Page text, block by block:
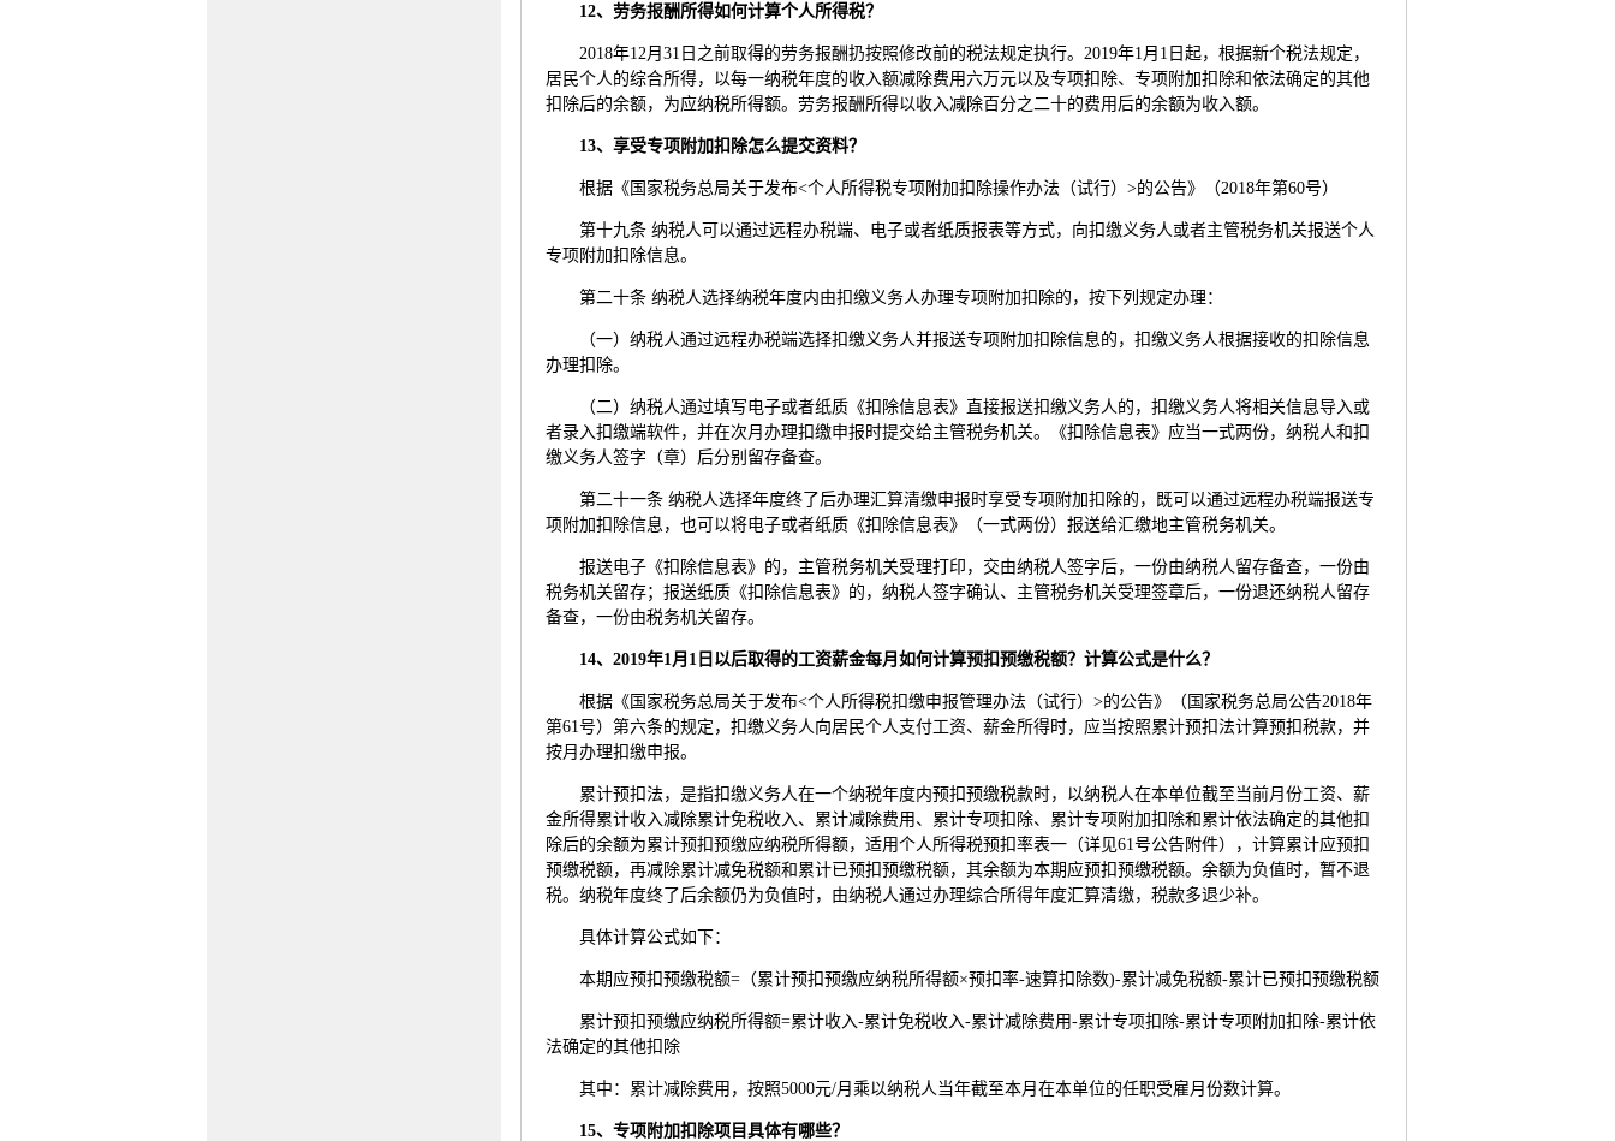
12、劳务报酬所得如何计算个人所得税？
2018年12月31日之前取得的劳务报酬扔按照修改前的税法规定执行。2019年1月1日起，根据新个税法规定，
居民个人的综合所得，以每一纳税年度的收入额减除费用六万元以及专项扣除、专项附加扣除和依法确定的其他
扣除后的余额，为应纳税所得额。劳务报酬所得以收入减除百分之二十的费用后的余额为收入额。
13、享受专项附加扣除怎么提交资料？
根据《国家税务总局关于发布<个人所得税专项附加扣除操作办法（试行）>的公告》（2018年第60号）
第十九条 纳税人可以通过远程办税端、电子或者纸质报表等方式，向扣缴义务人或者主管税务机关报送个人
专项附加扣除信息。
第二十条 纳税人选择纳税年度内由扣缴义务人办理专项附加扣除的，按下列规定办理：
（一）纳税人通过远程办税端选择扣缴义务人并报送专项附加扣除信息的，扣缴义务人根据接收的扣除信息
办理扣除。
（二）纳税人通过填写电子或者纸质《扣除信息表》直接报送扣缴义务人的，扣缴义务人将相关信息导入或
者录入扣缴端软件，并在次月办理扣缴申报时提交给主管税务机关。《扣除信息表》应当一式两份，纳税人和扣
缴义务人签字（章）后分别留存备查。
第二十一条 纳税人选择年度终了后办理汇算清缴申报时享受专项附加扣除的，既可以通过远程办税端报送专
项附加扣除信息，也可以将电子或者纸质《扣除信息表》（一式两份）报送给汇缴地主管税务机关。
报送电子《扣除信息表》的，主管税务机关受理打印，交由纳税人签字后，一份由纳税人留存备查，一份由
税务机关留存；报送纸质《扣除信息表》的，纳税人签字确认、主管税务机关受理签章后，一份退还纳税人留存
备查，一份由税务机关留存。
14、2019年1月1日以后取得的工资薪金每月如何计算预扣预缴税额？计算公式是什么？
根据《国家税务总局关于发布<个人所得税扣缴申报管理办法（试行）>的公告》（国家税务总局公告2018年
第61号）第六条的规定，扣缴义务人向居民个人支付工资、薪金所得时，应当按照累计预扣法计算预扣税款，并
按月办理扣缴申报。
累计预扣法，是指扣缴义务人在一个纳税年度内预扣预缴税款时，以纳税人在本单位截至当前月份工资、薪
金所得累计收入减除累计免税收入、累计减除费用、累计专项扣除、累计专项附加扣除和累计依法确定的其他扣
除后的余额为累计预扣预缴应纳税所得额，适用个人所得税预扣率表一（详见61号公告附件），计算累计应预扣
预缴税额，再减除累计减免税额和累计已预扣预缴税额，其余额为本期应预扣预缴税额。余额为负值时，暂不退
税。纳税年度终了后余额仍为负值时，由纳税人通过办理综合所得年度汇算清缴，税款多退少补。
具体计算公式如下：
本期应预扣预缴税额=（累计预扣预缴应纳税所得额×预扣率-速算扣除数)-累计减免税额-累计已预扣预缴税额
累计预扣预缴应纳税所得额=累计收入-累计免税收入-累计减除费用-累计专项扣除-累计专项附加扣除-累计依
法确定的其他扣除
其中：累计减除费用，按照5000元/月乘以纳税人当年截至本月在本单位的任职受雇月份数计算。
15、专项附加扣除项目具体有哪些？